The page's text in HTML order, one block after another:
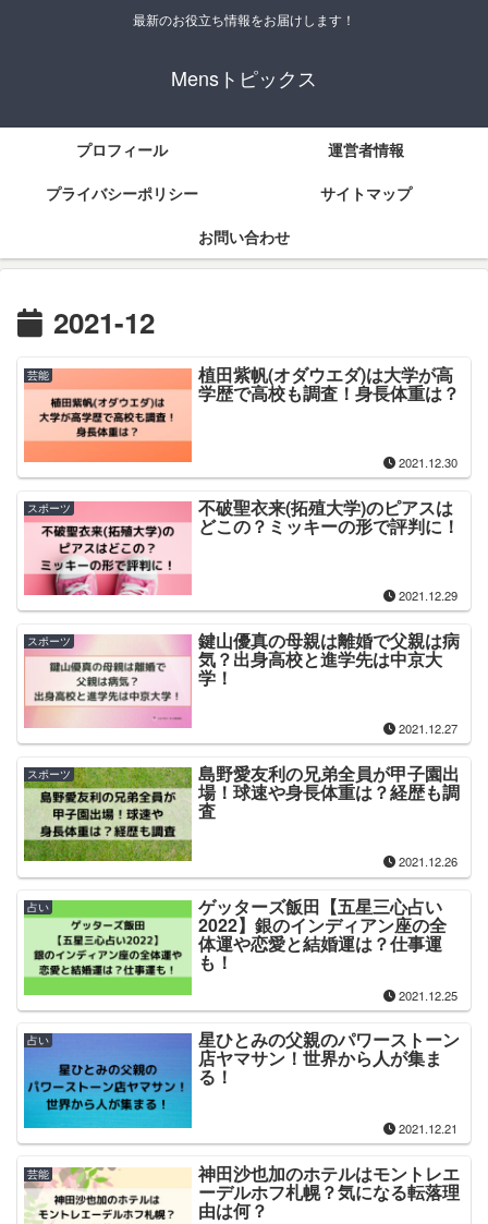
最新のお役立ち情報をお届けします！
Mensトピックス
プロフィール
運営者情報
プライバシーポリシー
サイトマップ
お問い合わせ
2021-12
芸能 植田紫帆(オダウエダ)は大学が高
学歴で高校も調査！身長体重は？
2021.12.30
スポーツ 不破聖衣来(拓殖大学)のピアスは
どこの？ミッキーの形で評判に！
2021.12.29
スポーツ 鍵山優真の母親は離婚で父親は病
気？出身高校と進学先は中京大
学！
2021.12.27
スポーツ 島野愛友利の兄弟全員が甲子園出
場！球速や身長体重は？経歴も調
査
2021.12.26
占い ゲッターズ飯田【五星三心占い
2022】銀のインディアン座の全
体運や恋愛と結婚運は？仕事運
も！
2021.12.25
占い 星ひとみの父親のパワーストーン
店ヤマサン！世界から人が集ま
る！
2021.12.21
芸能 神田沙也加のホテルはモントレエ
ーデルホフ札幌？気になる転落理
由は何？